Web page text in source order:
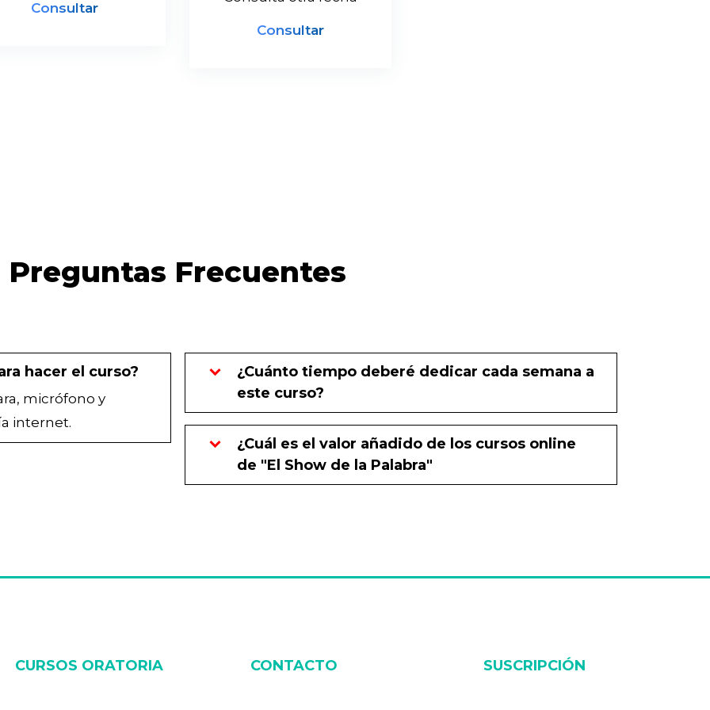
Consultar
Consultar
Preguntas Frecuentes
hacer el curso?
micrófono y
internet.
¿Cuánto tiempo deberé dedicar cada semana a
este curso?
¿Cuál es el valor añadido de los cursos online
de "El Show de la Palabra"
CURSOS ORATORIA CONTACTO SUSCRIPCIÓN